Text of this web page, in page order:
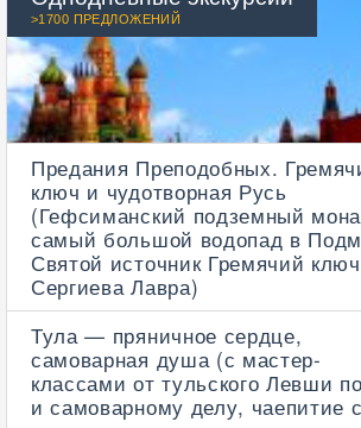
>1700 ПРЕДЛОЖЕНИЙ
Предания Преподобных.
ключ и чудотворная Русь
(Гефсиманский подземный
самый большой водопад в
Святой источник Гремячий
Сергиева Лавра)
Тула — пряничное сердце,
самоварная душа (с мастер-
классами от тульского Левши
и самоварному делу, чаепитие